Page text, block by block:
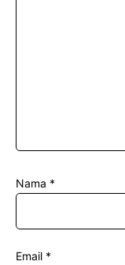
Nama *
Email *